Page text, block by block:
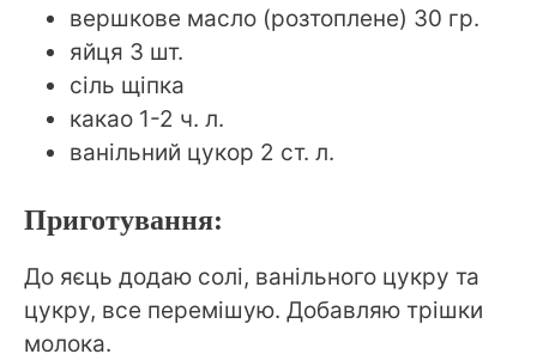
вершкове масло (розтоплене) 30 гр.
яйця 3 шт.
сіль щіпка
какао 1-2 ч. л.
ванільний цукор 2 ст. л.
Приготування:
До яєць додаю солі, ванільного цукру та
цукру, все перемішую. Добавляю трішки
молока.